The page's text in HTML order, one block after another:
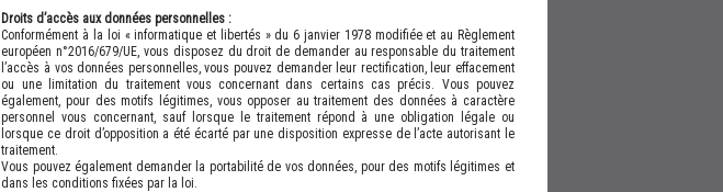
Droits d’accès aux données personnelles :
Conformément à la loi « informatique et libertés » du 6 janvier 1978 modifiée et au Règlement
européen n°2016/679/UE, vous disposez du droit de demander au responsable du traitement
l’accès à vos données personnelles, vous pouvez demander leur rectification, leur effacement
ou une limitation du traitement vous concernant dans certains cas précis. Vous pouvez
également, pour des motifs légitimes, vous opposer au traitement des données à caractère
personnel vous concernant, sauf lorsque le traitement répond à une obligation légale ou
lorsque ce droit d’opposition a été écarté par une disposition expresse de l’acte autorisant le
traitement.
Vous pouvez également demander la portabilité de vos données, pour des motifs légitimes et
dans les conditions fixées par la loi.